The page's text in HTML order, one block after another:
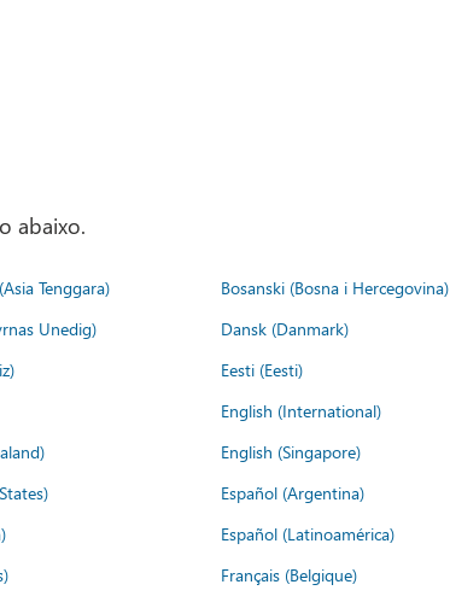
abaixo.
Tenggara)
Bosanski (Bosna i Hercegovina)
Unedig)
Dansk (Danmark)
Eesti (Eesti)
English (International)
English (Singapore)
Español (Argentina)
Español (Latinoamérica)
Français (Belgique)